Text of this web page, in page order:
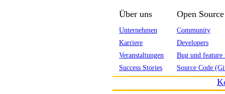
Über uns
Unternehmen
Karriere
Veranstaltungen
Success Stories
Open Source
Community
Developers
Bug und feature
Source Code